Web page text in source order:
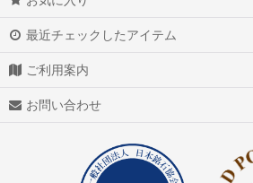
最近チェックしたアイテム
ご利用案内
お問い合わせ